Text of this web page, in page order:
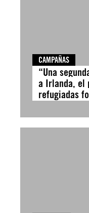
CAMPAÑAS
“Una
a Irlanda, el
refugiadas